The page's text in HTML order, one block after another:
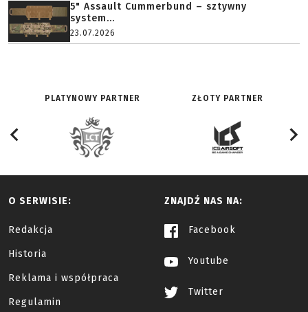
5" Assault Cummerbund – sztywny
system...
23.07.2026
PLATYNOWY PARTNER ZŁOTY PARTNER
O SERWISIE:
Redakcja
Historia
Reklama i współpraca
Regulamin
ZNAJDŹ NAS NA:
Facebook
Youtube
Twitter